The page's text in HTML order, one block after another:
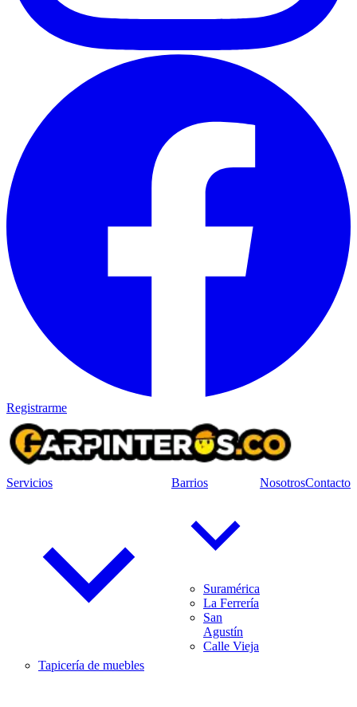
Registrarme
Servicios
Tapicería de muebles
Barrios
Suramérica
La Ferrería
San
Agustín
Calle Vieja
NosotrosContacto